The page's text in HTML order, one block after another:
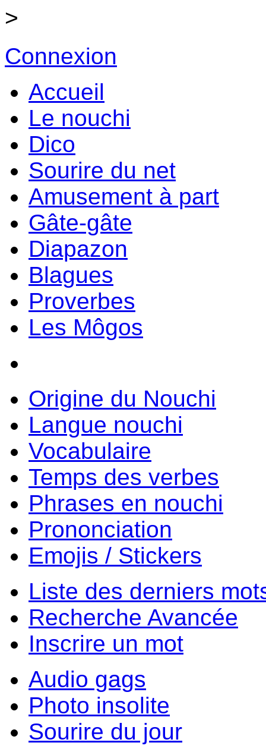
>
Connexion
Accueil
Le nouchi
Dico
Sourire du net
Amusement à part
Gâte-gâte
Diapazon
Blagues
Proverbes
Les Môgos
Origine du Nouchi
Langue nouchi
Vocabulaire
Temps des verbes
Phrases en nouchi
Prononciation
Emojis / Stickers
Liste des derniers
Recherche Avancée
Inscrire un mot
Audio gags
Photo insolite
Sourire du jour